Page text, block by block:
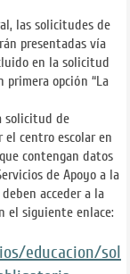
las solicitudes de
presentadas vía
en la solicitud
opción “La
solicitud de
el centro escolar en
contengan datos
de Apoyo a la
acceder a la
el siguiente enlace:
educacion/sol